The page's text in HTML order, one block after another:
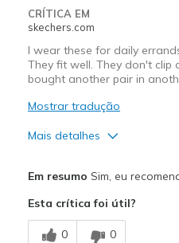
Width
Sizing
View On Shoes
I'm Into
CRÍTICA EM
skechers.com
I wear these for daily
They fit well. They don't clip
bought another pair in
Mostrar tradução
Mais detalhes
Comfortable
Em resumo Sim, eu
Esta crítica foi útil?
0 0